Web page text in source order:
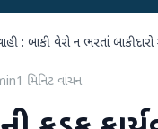
: બાકી વેરો ન ભરતાં
1 મિનિટ વાંચન